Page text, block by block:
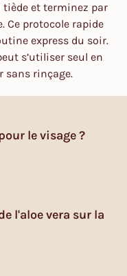
tiède et terminez par
Ce protocole rapide
express du soir.
s’utiliser seul en
sans rinçage.
le visage ?
l'aloe vera sur la